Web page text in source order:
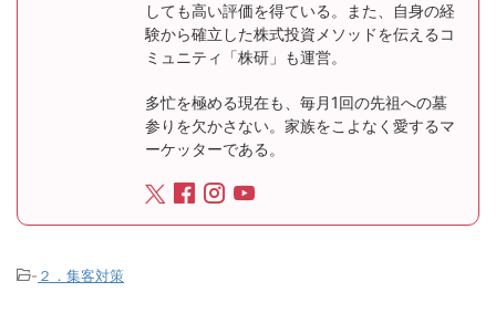
しても高い評価を得ている。また、自身の経
験から確立した株式投資メソッドを伝えるコ
ミュニティ「株研」も運営。
多忙を極める現在も、毎月1回の先祖への墓
参りを欠かさない。家族をこよなく愛するマ
ーケッターである。
- ２．集客対策